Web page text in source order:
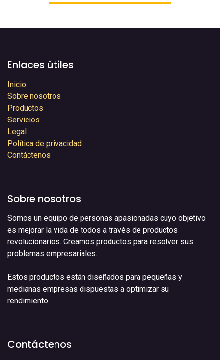
Enlaces útiles
Inicio
Sobre nosotros
Productos
Servicios
Legal
Política de privacidad
Contáctenos
Sobre nosotros
Somos un equipo de personas apasionadas cuyo objetivo
es mejorar la vida de todos a través de productos
revolucionarios. Creamos productos para resolver sus
problemas empresariales.
Estos productos están diseñados para pequeñas y
medianas empresas dispuestas a optimizar su
rendimiento.
Contáctenos